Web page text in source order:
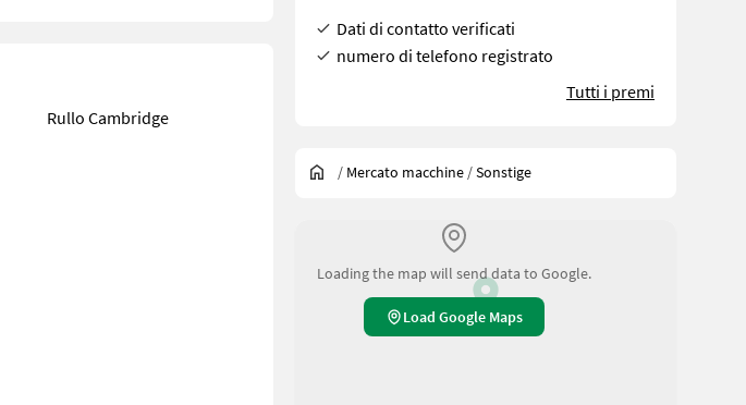
Rullo Cambridge
Dati di contatto verificati
numero di telefono registrato
Tutti i premi
/ Mercato macchine /Sonstige
Loading the map will send data to Google.
Load Google Maps